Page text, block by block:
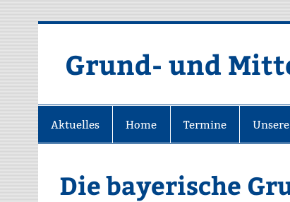
Grund- und
Aktuelles Home Termine
Die bayerische